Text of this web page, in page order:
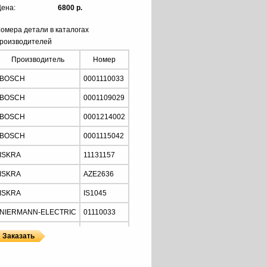
6800 р.
детали в каталогах
Производитель Номер
BOSCH 0001110033
BOSCH 0001109029
BOSCH 0001214002
BOSCH 0001115042
ISKRA 11131157
ISKRA AZE2636
ISKRA IS1045
NIERMANN-ELECTRIC 01110033